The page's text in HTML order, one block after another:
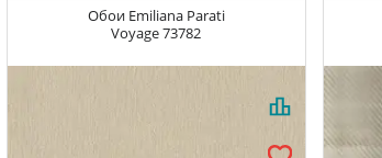
Обои Emiliana Parati
Voyage73782